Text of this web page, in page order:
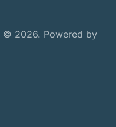
© 2026. Powered by